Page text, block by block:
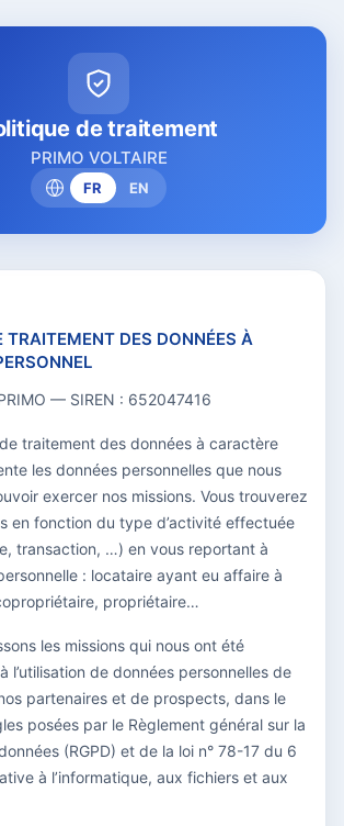
de traitement
PRIMO VOLTAIRE
FR EN
TRAITEMENT DES DONNÉES À
— SIREN : 652047416
traitement des données à caractère
les données personnelles que nous
exercer nos missions. Vous trouverez
en fonction du type d’activité effectuée
transaction, …) en vous reportant à
: locataire ayant eu affaire à
propriétaire…
les missions qui nous ont été
l’utilisation de données personnelles de
partenaires et de prospects, dans le
posées par le Règlement général sur la
(RGPD) et de la loi n° 78-17 du 6
à l’informatique, aux fichiers et aux